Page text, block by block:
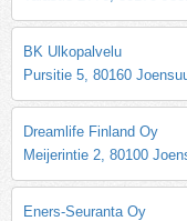
BK Ulkopalvelu
Pursitie 5, 80160
Dreamlife Finland Oy
Meijerintie 2, 80100
Eners-Seuranta Oy